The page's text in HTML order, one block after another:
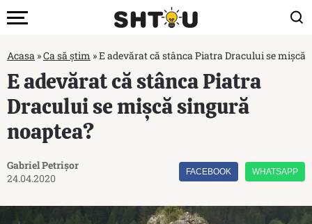
Acasa »Ca să știm »E adevărat că stânca Piatra Dracului se mișcă
E adevărat că stânca Piatra
Dracului se mișcă singură
noaptea?
Gabriel Petrișor
24.04.2020
FACEBOOK WHATSAPP